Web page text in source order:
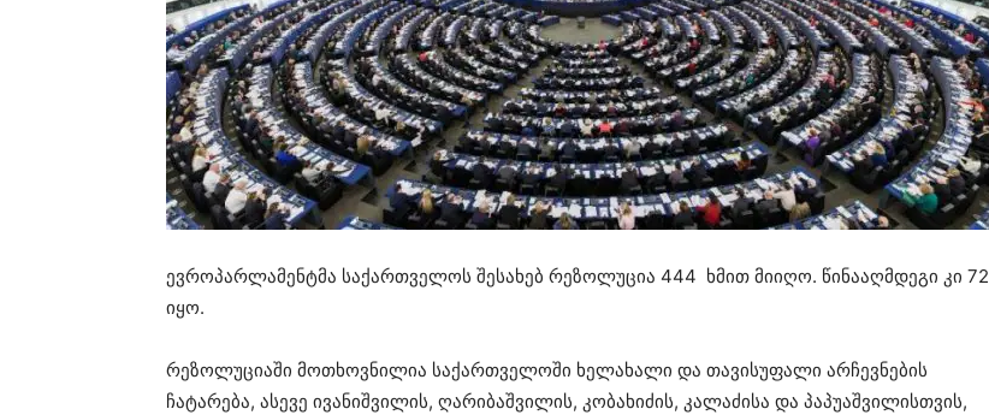
ევროპარლამენტმა საქართველოს შესახებ რეზოლუცია 444 ხმით მიიღო. წინააღმდეგი კი 72
იყო.
რეზოლუციაში მოთხოვნილია საქართველოში ხელახალი და თავისუფალი არჩევნების
ჩატარება, ასევე ივანიშვილის, ღარიბაშვილის, კობახიძის, კალაძისა და პაპუაშვილისთვის,